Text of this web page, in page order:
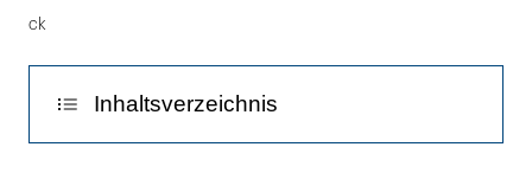
ck
Inhaltsverzeichnis